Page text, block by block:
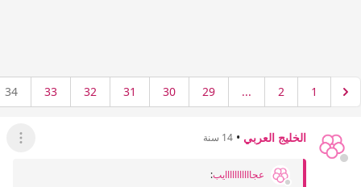
1
2
...
29
30
31
32
33
34
الخليج العربي • 14 سنة عرض
عجااااااااااايب: